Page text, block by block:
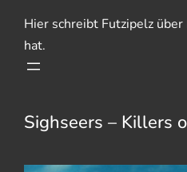
Hier schreibt Futzipelz
hat.
Sighseers – Killers